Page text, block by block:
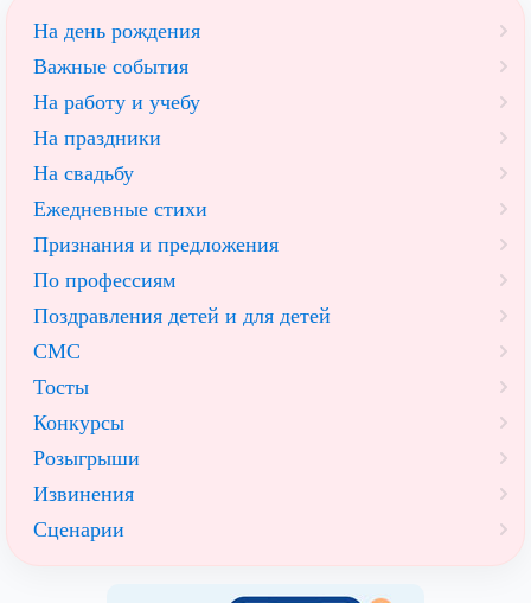
На день рождения
Важные события
На работу и учебу
На праздники
На свадьбу
Ежедневные стихи
Признания и предложения
По профессиям
Поздравления детей и для детей
СМС
Тосты
Конкурсы
Розыгрыши
Извинения
Сценарии